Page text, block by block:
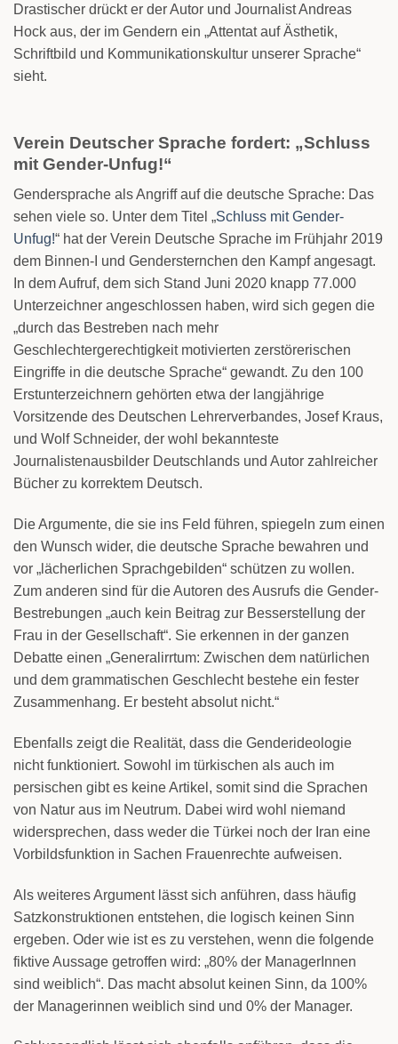
Drastischer drückt er der Autor und Journalist Andreas
Hock aus, der im Gendern ein „Attentat auf Ästhetik,
Schriftbild und Kommunikationskultur unserer Sprache“
sieht.
Verein Deutscher Sprache fordert: „Schluss
mit Gender-Unfug!“
Gendersprache als Angriff auf die deutsche Sprache: Das
sehen viele so. Unter dem Titel „Schluss mit Gender-
Unfug!“ hat der Verein Deutsche Sprache im Frühjahr 2019
dem Binnen-I und Gendersternchen den Kampf angesagt.
In dem Aufruf, dem sich Stand Juni 2020 knapp 77.000
Unterzeichner angeschlossen haben, wird sich gegen die
„durch das Bestreben nach mehr
Geschlechtergerechtigkeit motivierten zerstörerischen
Eingriffe in die deutsche Sprache“ gewandt. Zu den 100
Erstunterzeichnern gehörten etwa der langjährige
Vorsitzende des Deutschen Lehrerverbandes, Josef Kraus,
und Wolf Schneider, der wohl bekannteste
Journalistenausbilder Deutschlands und Autor zahlreicher
Bücher zu korrektem Deutsch.
Die Argumente, die sie ins Feld führen, spiegeln zum einen
den Wunsch wider, die deutsche Sprache bewahren und
vor „lächerlichen Sprachgebilden“ schützen zu wollen.
Zum anderen sind für die Autoren des Ausrufs die Gender-
Bestrebungen „auch kein Beitrag zur Besserstellung der
Frau in der Gesellschaft“. Sie erkennen in der ganzen
Debatte einen „Generalirrtum: Zwischen dem natürlichen
und dem grammatischen Geschlecht bestehe ein fester
Zusammenhang. Er besteht absolut nicht.“
Ebenfalls zeigt die Realität, dass die Genderideologie
nicht funktioniert. Sowohl im türkischen als auch im
persischen gibt es keine Artikel, somit sind die Sprachen
von Natur aus im Neutrum. Dabei wird wohl niemand
widersprechen, dass weder die Türkei noch der Iran eine
Vorbildsfunktion in Sachen Frauenrechte aufweisen.
Als weiteres Argument lässt sich anführen, dass häufig
Satzkonstruktionen entstehen, die logisch keinen Sinn
ergeben. Oder wie ist es zu verstehen, wenn die folgende
fiktive Aussage getroffen wird: „80% der ManagerInnen
sind weiblich“. Das macht absolut keinen Sinn, da 100%
der Managerinnen weiblich sind und 0% der Manager.